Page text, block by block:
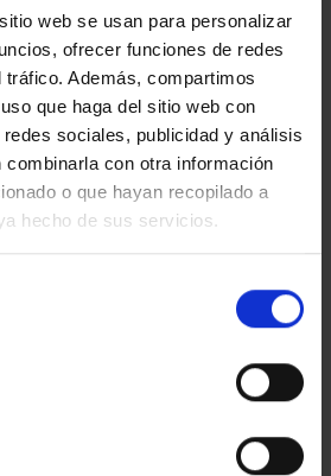
web se usan para personalizar
ofrecer funciones de redes
Además, compartimos
que haga del sitio web con
sociales, publicidad y análisis
combinarla con otra información
o que hayan recopilado a
hecho de sus servicios.
SUSCRIPCIÓN
CAPITALES DE
949,00 €
registrados